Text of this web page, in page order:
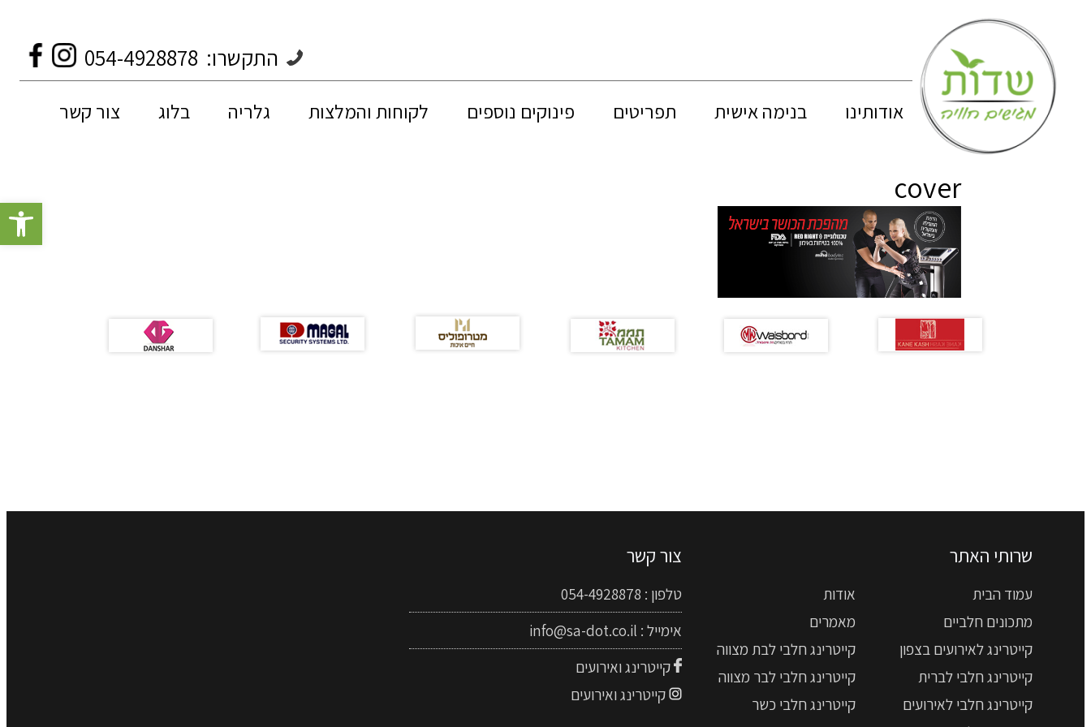
פתח
התקשרו: 054-4928878
אודותינו בנימה אישית תפריטים פינוקים נוספים לקוחות והמלצות גלריה בלוג צור קשר
cover
שרותי האתר
עמוד הבית
אודות
מתכונים חלביים
מאמרים
קייטרינג לאירועים בצפון
קייטרינג חלבי לבת מצווה
קייטרינג חלבי לברית
קייטרינג חלבי לבר מצווה
קייטרינג חלבי לאירועים
קייטרינג חלבי כשר
צור קשר
טלפון : 054-4928878
אימייל : info@sa-dot.co.il
קייטרינג ואירועים
קייטרינג ואירועים